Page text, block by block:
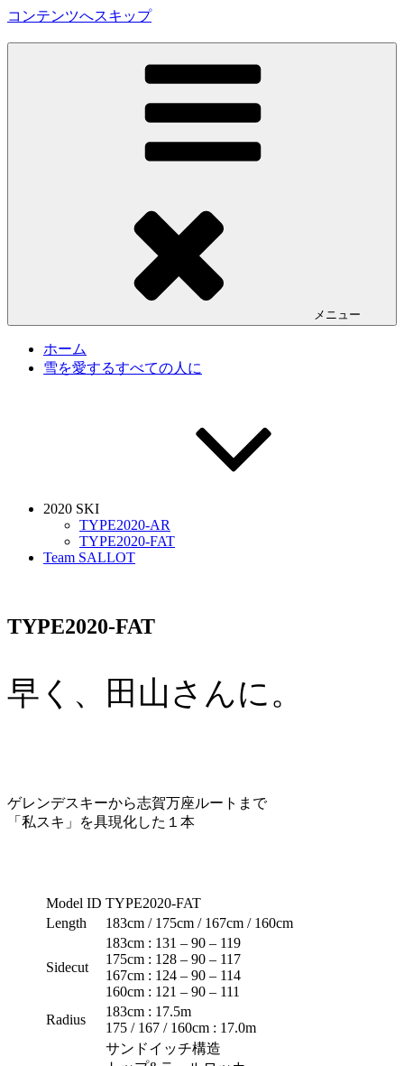
コンテンツへスキップ
SALLOT SKI REBOOT PROJECT
メニュー
ホーム
雪を愛するすべての人に
2020 SKI
TYPE2020-AR
TYPE2020-FAT
Team SALLOT
TYPE2020-FAT
早く、田山さんに。
ゲレンデスキーから志賀万座ルートまで
「私スキ」を具現化した１本
Model ID TYPE2020-FAT
Length
183cm / 175cm / 167cm / 160cm
Sidecut
183cm : 131 – 90 – 119
175cm : 128 – 90 – 117
167cm : 124 – 90 – 114
160cm : 121 – 90 – 111
Radius
183cm : 17.5m
175 / 167 / 160cm : 17.0m
サンドイッチ構造